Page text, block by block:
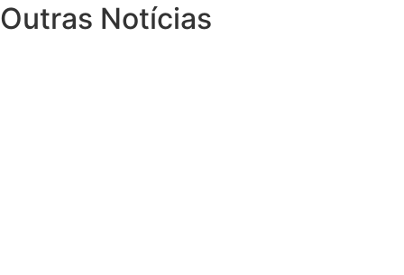
Outras Notícias